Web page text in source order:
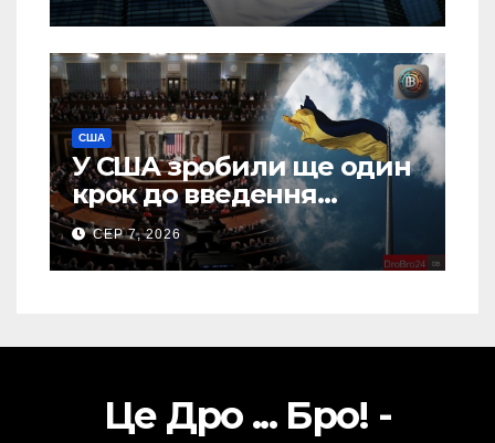
США
У США зробили ще один
крок до введення
“пекельних санкцій”
проти Росії
СЕР 7, 2026
Це Дро ... Бро! -